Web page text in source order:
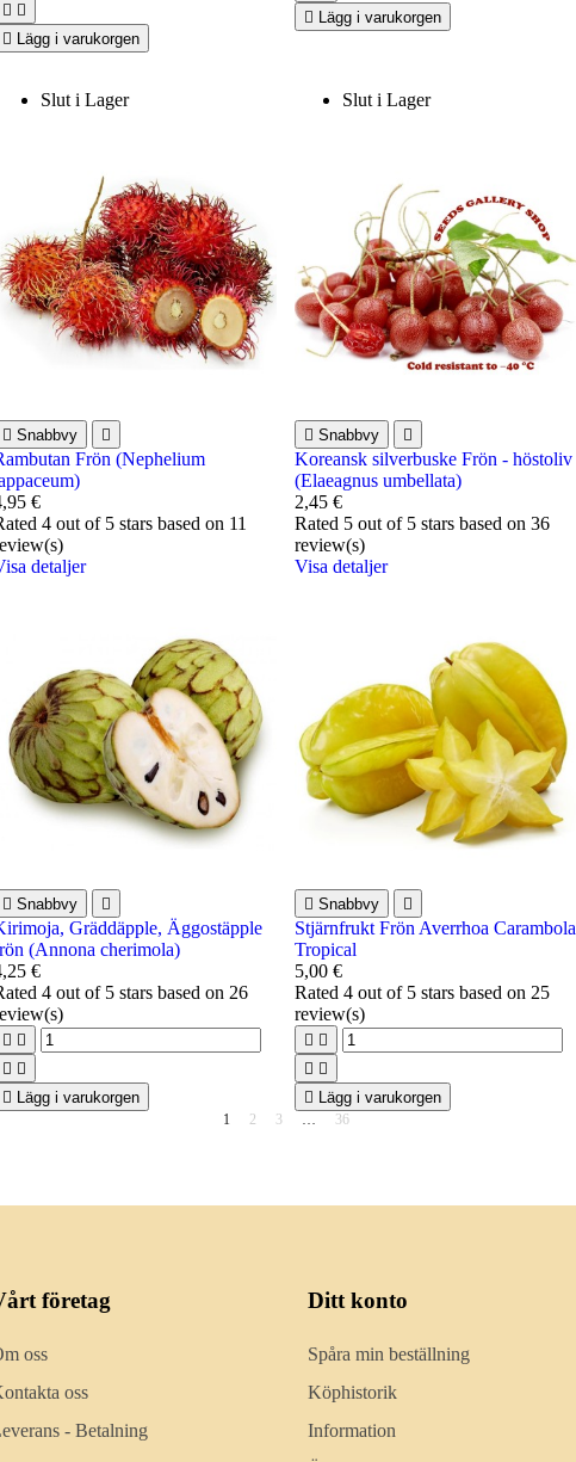
 
 Lägg i varukorgen
 Lägg i varukorgen
Slut i Lager
 Snabbvy 
Frön (Nephelium
€
4out of 5 stars based on 11
detaljer
Slut i Lager
 Snabbvy 
Koreansk silverbuske Frön - höstoliv
(Elaeagnus umbellata)
2,45 €
Rated 5 out of 5 stars based on36
review(s)
Visa detaljer
 Snabbvy 
Gräddäpple, Äggostäpple
(Annona cherimola)
€
4out of 5 stars based on 26
 
 
 Lägg i varukorgen
 Snabbvy 
Stjärnfrukt Frön Averrhoa Carambola
Tropical
5,00 €
Rated4 out of 5 stars based on 25
review(s)
 
 
 Lägg i varukorgen
1 2 3 … 36
företag
oss
oss
- Betalning
Ditt konto
Spåra min beställning
Köphistorik
Information